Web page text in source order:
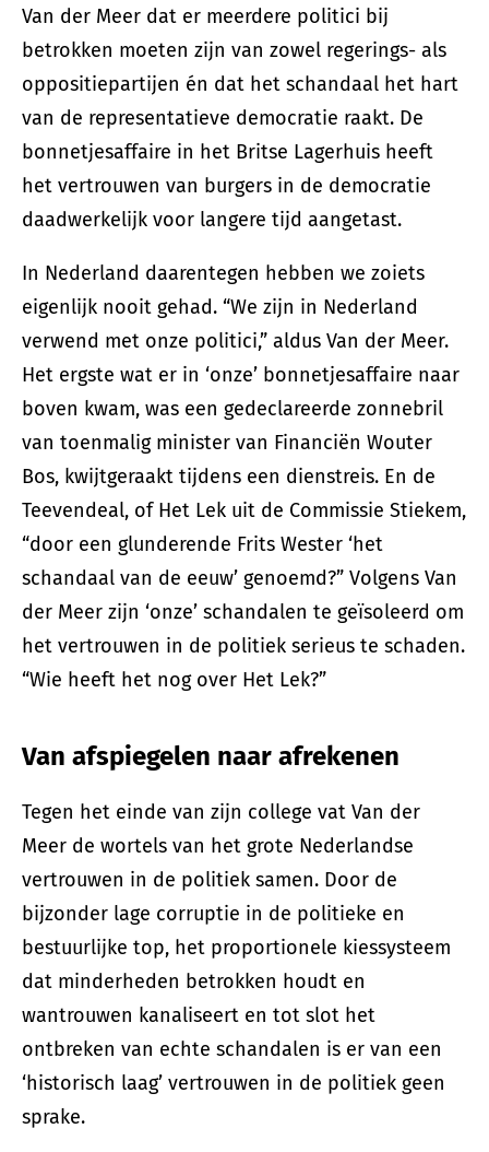
Van der Meer dat er meerdere politici bij
betrokken moeten zijn van zowel regerings- als
oppositiepartijen én dat het schandaal het hart
van de representatieve democratie raakt. De
bonnetjesaffaire in het Britse Lagerhuis heeft
het vertrouwen van burgers in de democratie
daadwerkelijk voor langere tijd aangetast.
In Nederland daarentegen hebben we zoiets
eigenlijk nooit gehad. “We zijn in Nederland
verwend met onze politici,” aldus Van der Meer.
Het ergste wat er in ‘onze’ bonnetjesaffaire naar
boven kwam, was een gedeclareerde zonnebril
van toenmalig minister van Financiën Wouter
Bos, kwijtgeraakt tijdens een dienstreis. En de
Teevendeal, of Het Lek uit de Commissie Stiekem,
“door een glunderende Frits Wester ‘het
schandaal van de eeuw’ genoemd?” Volgens Van
der Meer zijn ‘onze’ schandalen te geïsoleerd om
het vertrouwen in de politiek serieus te schaden.
“Wie heeft het nog over Het Lek?”
Van afspiegelen naar afrekenen
Tegen het einde van zijn college vat Van der
Meer de wortels van het grote Nederlandse
vertrouwen in de politiek samen. Door de
bijzonder lage corruptie in de politieke en
bestuurlijke top, het proportionele kiessysteem
dat minderheden betrokken houdt en
wantrouwen kanaliseert en tot slot het
ontbreken van echte schandalen is er van een
‘historisch laag’ vertrouwen in de politiek geen
sprake.